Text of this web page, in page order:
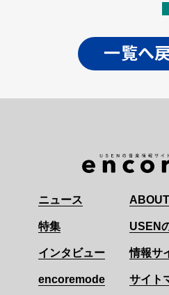
一覧へ
ニュース
特集
インタビュー
encoremode
ABOUT
USEN
情報サ
サイト